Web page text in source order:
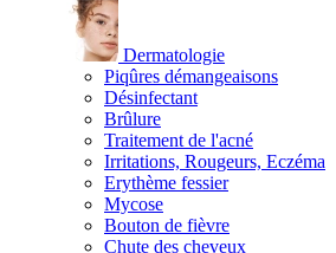
Dermatologie
Piqûres démangeaisons
Désinfectant
Brûlure
Traitement de l'acné
Irritations, Rougeurs, Eczéma
Erythème fessier
Mycose
Bouton de fièvre
Chute des cheveux